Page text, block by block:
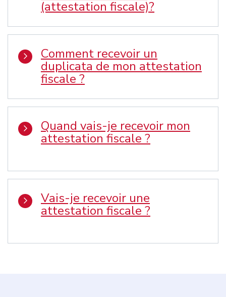
(attestation fiscale)?
Comment recevoir un
duplicata de mon attestation
fiscale ?
Quand vais-je recevoir mon
attestation fiscale ?
Vais-je recevoir une
attestation fiscale ?